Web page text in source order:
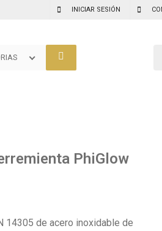
INICIAR SESIÓN
PhiGlow
14305 de acero inoxidable de